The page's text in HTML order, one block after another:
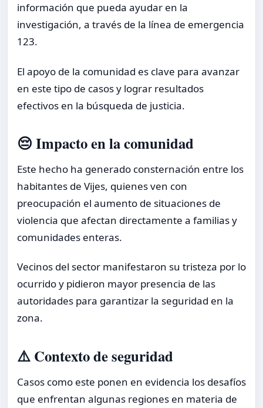
información que pueda ayudar en la
investigación, a través de la línea de emergencia
123.
El apoyo de la comunidad es clave para avanzar
en este tipo de casos y lograr resultados
efectivos en la búsqueda de justicia.
😔 Impacto en la comunidad
Este hecho ha generado consternación entre los
habitantes de Vijes, quienes ven con
preocupación el aumento de situaciones de
violencia que afectan directamente a familias y
comunidades enteras.
Vecinos del sector manifestaron su tristeza por lo
ocurrido y pidieron mayor presencia de las
autoridades para garantizar la seguridad en la
zona.
⚠️ Contexto de seguridad
Casos como este ponen en evidencia los desafíos
que enfrentan algunas regiones en materia de